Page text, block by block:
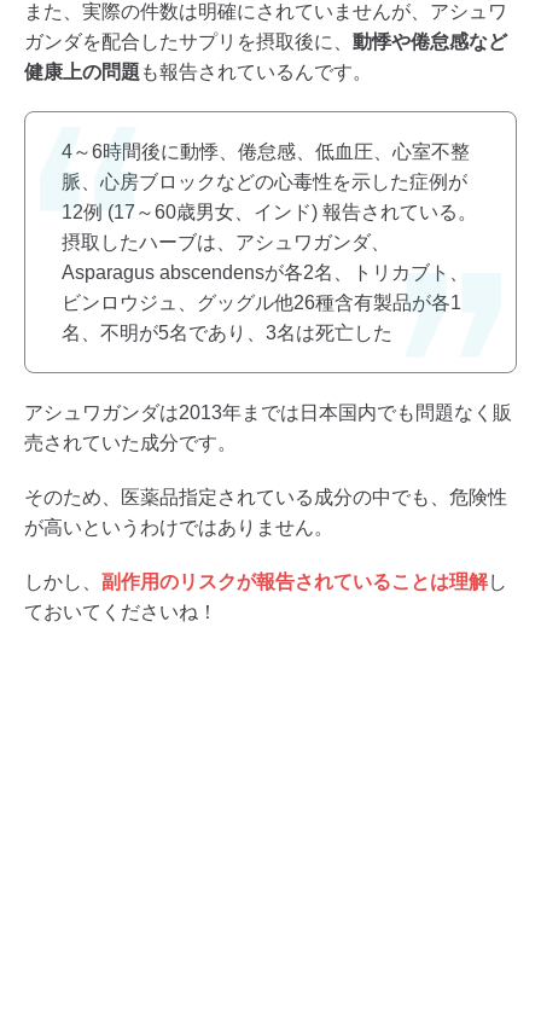
また、実際の件数は明確にされていませんが、アシュワ
ガンダを配合したサプリを摂取後に、 動悸や倦怠感など
健康上の問題 も報告されているんです。
4～6時間後に動悸、倦怠感、低血圧、心室不整
脈、心房ブロックなどの心毒性を示した症例が
12例 (17～60歳男女、インド) 報告されている。
摂取したハーブは、アシュワガンダ、
Asparagus abscendensが各2名、トリカブト、
ビンロウジュ、グッグル他26種含有製品が各1
名、不明が5名であり、3名は死亡した
アシュワガンダは2013年までは日本国内でも問題なく販
売されていた成分です。
そのため、医薬品指定されている成分の中でも、危険性
が高いというわけではありません。
しかし、 副作用のリスクが報告されていることは理解し
ておいてくださいね！